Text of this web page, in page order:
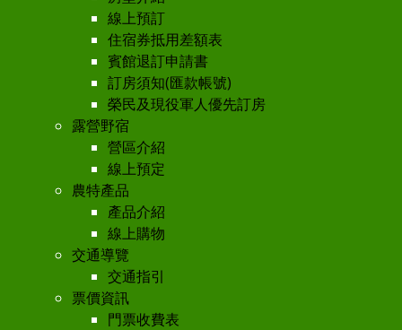
線上預訂
住宿券抵用差額表
賓館退訂申請書
訂房須知(匯款帳號)
榮民及現役軍人優先訂房
露營野宿
營區介紹
線上預定
農特產品
產品介紹
線上購物
交通導覽
交通指引
票價資訊
門票收費表